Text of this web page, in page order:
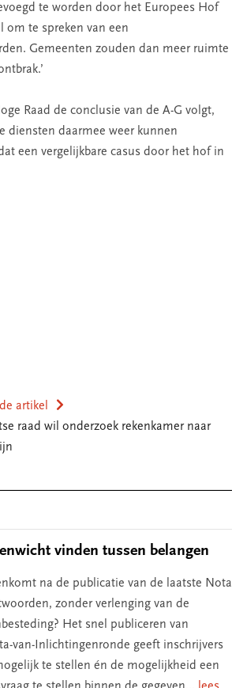
te worden door het Europees Hof
om te spreken van een
Gemeenten zouden dan meer ruimte
Raad de conclusie van de A-G volgt,
diensten daarmee weer kunnen
een vergelijkbare casus door het hof in
artikel
raad wil onderzoek rekenkamer naar
vinden tussen belangen
na de publicatie van de laatste Nota
zonder verlenging van de
Het snel publiceren van
van-Inlichtingenronde geeft inschrijvers
te stellen én de mogelijkheid een